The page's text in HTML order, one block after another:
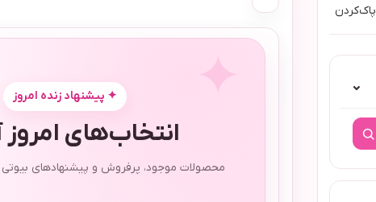
پاک‌کردن
⌄
✦ پیشنهاد زنده امروز
انتخاب‌های امروز
محصولات موجود، پرفروش و پیشنهادهای بیوتی